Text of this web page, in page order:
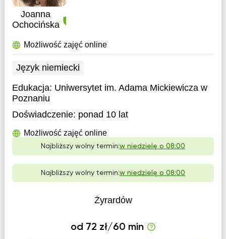
Joanna
Ochocińska
Możliwość zajęć online
Język niemiecki
Edukacja: Uniwersytet im. Adama Mickiewicza w
Poznaniu
Doświadczenie: ponad 10 lat
Możliwość zajęć online
Najbliższy wolny termin:w niedzielę o 08:00
Najbliższy wolny termin:w niedzielę o 08:00
Żyrardów
od 72 zł/60 min